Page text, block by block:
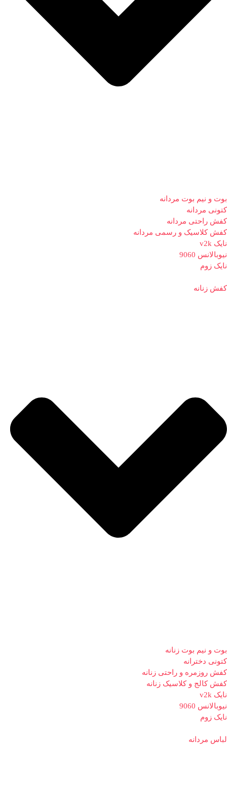
بوت و نیم بوت مردانه
کتونی مردانه
کفش راحتی مردانه
کفش کلاسیک و رسمی مردانه
نایک v2k
نیوبالانس 9060
نایک زوم
کفش زنانه
بوت و نیم بوت زنانه
کتونی دخترانه
کفش روزمره و راحتی زنانه
کفش کالج و کلاسیک زنانه
نایک v2k
نیوبالانس 9060
نایک زوم
لباس مردانه